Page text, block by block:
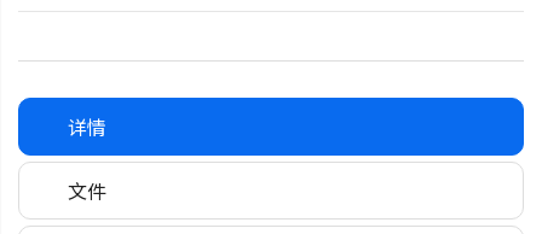
详情
文件